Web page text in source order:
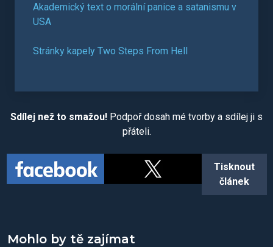
Akademický text o morální panice a satanismu v
USA
Stránky kapely Two Steps From Hell
Sdílej než to smažou! Podpoř dosah mé tvorby a sdílej ji s
přáteli.
Tisknout
článek
Mohlo by tě zajímat